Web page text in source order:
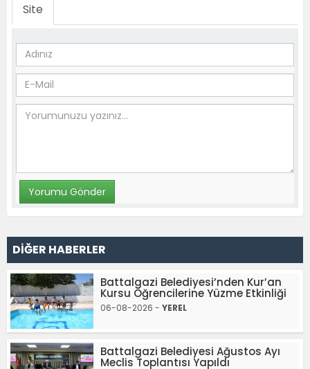
Site
DİĞER HABERLER
Battalgazi Belediyesi’nden Kur’an
Kursu Öğrencilerine Yüzme Etkinliği
06-08-2026 - YEREL
Battalgazi Belediyesi Ağustos Ayı
Meclis Toplantısı Yapıldı